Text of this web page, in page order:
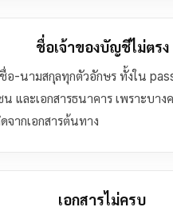
ชื่อเจ้าของบัญชีไม่ตรง
อ-นามสกุลทุกตัวอักษร ทั้งใน
และเอกสารธนาคาร เพราะบาง
จากเอกสารต้นทาง
เอกสารไม่ครบ